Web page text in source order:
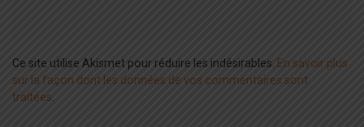
Ce site utilise Akismet pour réduire les indésirables. En savoir plus
sur la façon dont les données de vos commentaires sont
traitées